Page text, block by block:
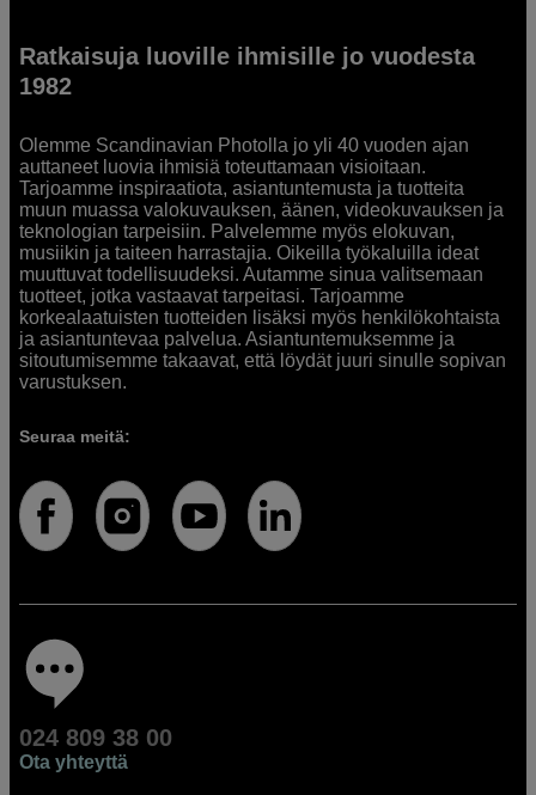
Ratkaisuja luoville ihmisille jo vuodesta
1982
Olemme Scandinavian Photolla jo yli 40 vuoden ajan
auttaneet luovia ihmisiä toteuttamaan visioitaan.
Tarjoamme inspiraatiota, asiantuntemusta ja tuotteita
muun muassa valokuvauksen, äänen, videokuvauksen ja
teknologian tarpeisiin. Palvelemme myös elokuvan,
musiikin ja taiteen harrastajia. Oikeilla työkaluilla ideat
muuttuvat todellisuudeksi. Autamme sinua valitsemaan
tuotteet, jotka vastaavat tarpeitasi. Tarjoamme
korkealaatuisten tuotteiden lisäksi myös henkilökohtaista
ja asiantuntevaa palvelua. Asiantuntemuksemme ja
sitoutumisemme takaavat, että löydät juuri sinulle sopivan
varustuksen.
Seuraa meitä:
024 809 38 00
Ota yhteyttä